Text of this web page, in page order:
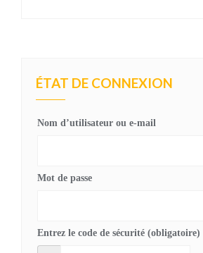
ÉTAT DE CONNEXION
Nom d’utilisateur ou e-mail
Mot de passe
Entrez le code de sécurité (obligatoire)